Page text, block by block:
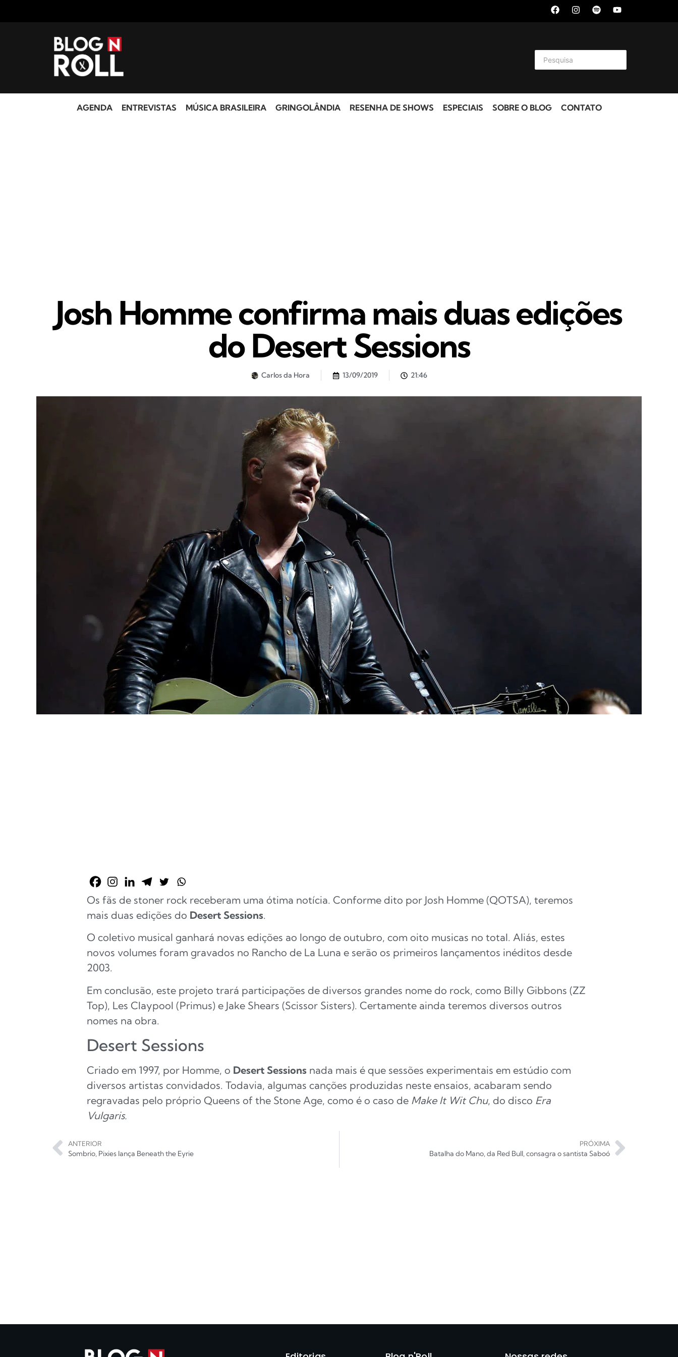
AGENDA ENTREVISTAS MÚSICA BRASILEIRA GRINGOLÂNDIA RESENHA DE SHOWS ESPECIAIS SOBRE O BLOG CONTATO
Josh Homme confirma mais duas edições
do Desert Sessions
Carlos da Hora 13/09/2019 21:46
Os fãs de stoner rock receberam uma ótima notícia. Conforme dito por Josh Homme (QOTSA), teremos
mais duas edições do Desert Sessions.
O coletivo musical ganhará novas edições ao longo de outubro, com oito musicas no total. Aliás, estes
novos volumes foram gravados no Rancho de La Luna e serão os primeiros lançamentos inéditos desde
2003.
Em conclusão, este projeto trará participações de diversos grandes nome do rock, como Billy Gibbons (ZZ
Top), Les Claypool (Primus) e Jake Shears (Scissor Sisters). Certamente ainda teremos diversos outros
nomes na obra.
Desert Sessions
Criado em 1997, por Homme, o Desert Sessions nada mais é que sessões experimentais em estúdio com
diversos artistas convidados. Todavia, algumas canções produzidas neste ensaios, acabaram sendo
regravadas pelo próprio Queens of the Stone Age, como é o caso de Make It Wit Chu, do disco Era
Vulgaris.
ANTERIOR
Sombrio, Pixies lança Beneath the Eyrie
PRÓXIMA
Batalha do Mano, da Red Bull, consagra o santista Saboó